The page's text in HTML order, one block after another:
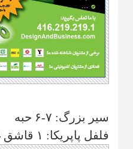
سیر بزرگ: ۷-۶ حبه
فلفل پاپریکا: ۱ قاشق غذاخوری